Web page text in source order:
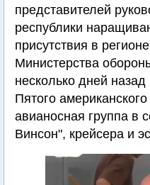
представителей
республики
присутствия в
Министерства
несколько дней назад
Пятого
авианосная группа в
Винсон", крейсера и